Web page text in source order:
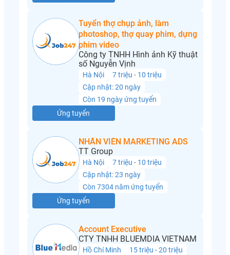
Tuyển thợ chụp ảnh, làm
photoshop, thợ quay phim, dựng
phim video
Công ty TNHH Hình ảnh Kỹ thuật
số Nguyễn Vịnh
Hà Nội
7 triệu - 10 triệu
Cập nhật: 20 ngày
Còn 19 ngày ứng tuyển
Ứng tuyển
NHÂN VIÊN MARKETING ADS
TT Group
Hà Nội
7 triệu - 10 triệu
Cập nhật: 23 ngày
Còn 7304 năm ứng tuyển
Ứng tuyển
Account Executive
CTY TNHH BLUEMDIA VIETNAM
Hồ Chí Minh
15 triệu - 20 triệu